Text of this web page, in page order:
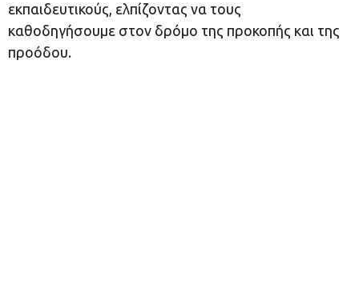
εκπαιδευτικούς, ελπίζοντας να τους
καθοδηγήσουμε στον δρόμο της προκοπής και της
προόδου.